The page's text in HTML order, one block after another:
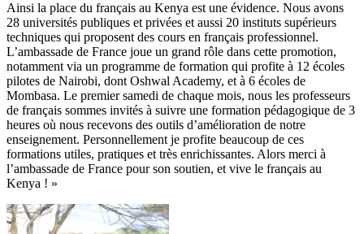
Ainsi la place du français au Kenya est une évidence. Nous avons
28 universités publiques et privées et aussi 20 instituts supérieurs
techniques qui proposent des cours en français professionnel.
L’ambassade de France joue un grand rôle dans cette promotion,
notamment via un programme de formation qui profite à 12 écoles
pilotes de Nairobi, dont Oshwal Academy, et à 6 écoles de
Mombasa. Le premier samedi de chaque mois, nous les professeurs
de français sommes invités à suivre une formation pédagogique de 3
heures où nous recevons des outils d’amélioration de notre
enseignement. Personnellement je profite beaucoup de ces
formations utiles, pratiques et très enrichissantes. Alors merci à
l’ambassade de France pour son soutien, et vive le français au
Kenya ! »